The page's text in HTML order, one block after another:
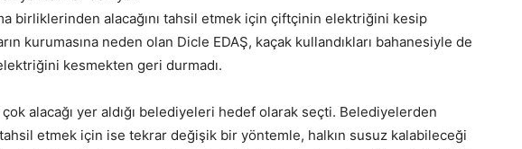
birliklerinden alacağını tahsil etmek için çiftçinin elektriğini kesip
kurumasına neden olan Dicle EDAŞ, kaçak kullandıkları bahanesiyle de
kesmekten geri durmadı.
alacağı yer aldığı belediyeleri hedef olarak seçti. Belediyelerden
tahsil etmek için ise tekrar değişik bir yöntemle, halkın susuz kalabileceği